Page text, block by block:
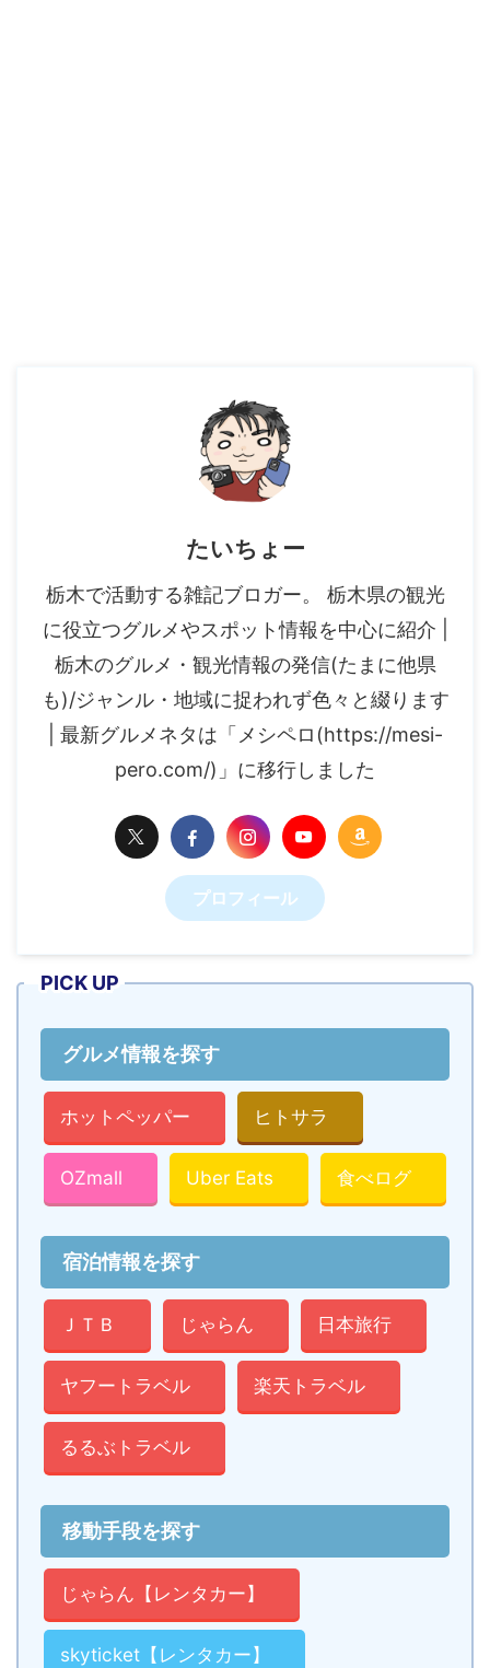
たいちょー
栃木で活動する雑記ブロガー。 栃木県の観光
に役立つグルメやスポット情報を中心に紹介 |
栃木のグルメ・観光情報の発信(たまに他県
も)/ジャンル・地域に捉われず色々と綴ります
| 最新グルメネタは「メシペロ(https://mesi-
pero.com/)」に移行しました
プロフィール
PICK UP
グルメ情報を探す
ホットペッパー ヒトサラ
OZmall Uber Eats 食べログ
宿泊情報を探す
ＪＴＢ じゃらん 日本旅行
ヤフートラベル 楽天トラベル
るるぶトラベル
移動手段を探す
じゃらん【レンタカー】
skyticket【レンタカー】